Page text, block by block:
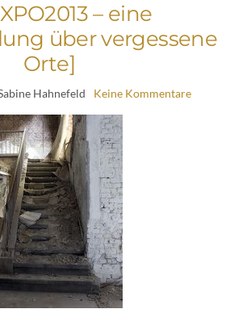
– eine
über vergessene
Orte]
Hahnefeld Keine Kommentare